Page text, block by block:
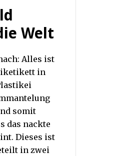
Welt
Alles ist
in
somit
das nackte
Dieses ist
in zwei